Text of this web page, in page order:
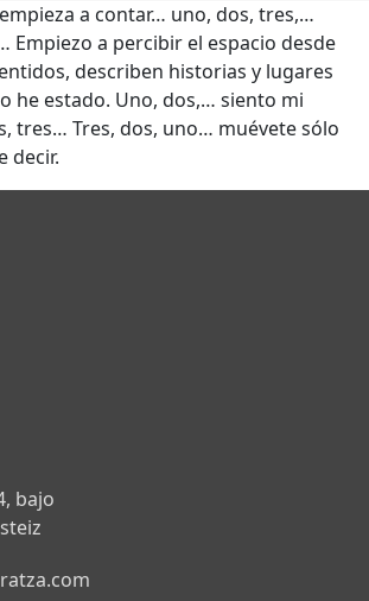
a contar… uno, dos, tres,…
Empiezo a percibir el espacio desde
describen historias y lugares
he estado. Uno, dos,… siento mi
tres… Tres, dos, uno… muévete sólo
decir.
bajo